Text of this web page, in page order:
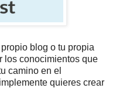
blog o tu propia
los conocimientos que
camino en el
quieres crear